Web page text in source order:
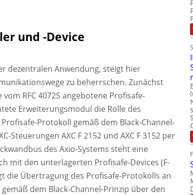
und -Device
dezentralen Anwendung, steigt hier
zu beherrschen. Zunächst
RFC 4072S angebotene Profisafe-
Erweiterungsmodul die Rolle des
Protokoll gemäß dem Black-Channel-
Steuerungen AXC F 2152 und AXC F 3152 per
des Axio-Systems steht eine
mit den unterlagerten Profisafe-Devices (F-
die Übertragung des Profisafe-Protokolls an
dem Black-Channel-Prinzip über den